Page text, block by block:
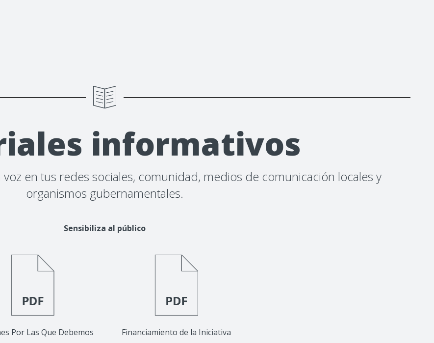
informativos
en tus redes sociales, comunidad, medios de comunicación locales y
organismos gubernamentales.
Sensibiliza al público
Por Las Que Debemos
Financiamiento de la Iniciativa